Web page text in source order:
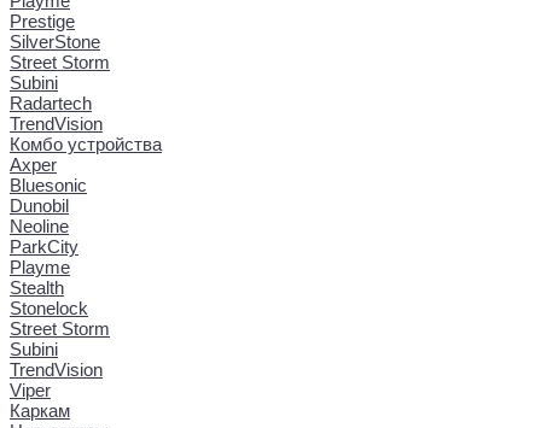
Prestige
SilverStone
Street Storm
Subini
Radartech
TrendVision
Комбо устройства
Axper
Bluesonic
Dunobil
Neoline
ParkCity
Playme
Stealth
Stonelock
Street Storm
Subini
TrendVision
Viper
Каркам